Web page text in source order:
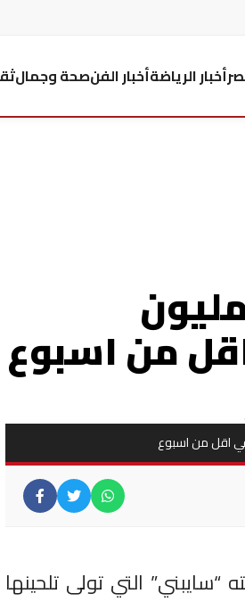
أخبار الرياضةأخبار الفنصحة وجمال
من اسبوع
اقل من اسبوع
التي تولى تلحينها